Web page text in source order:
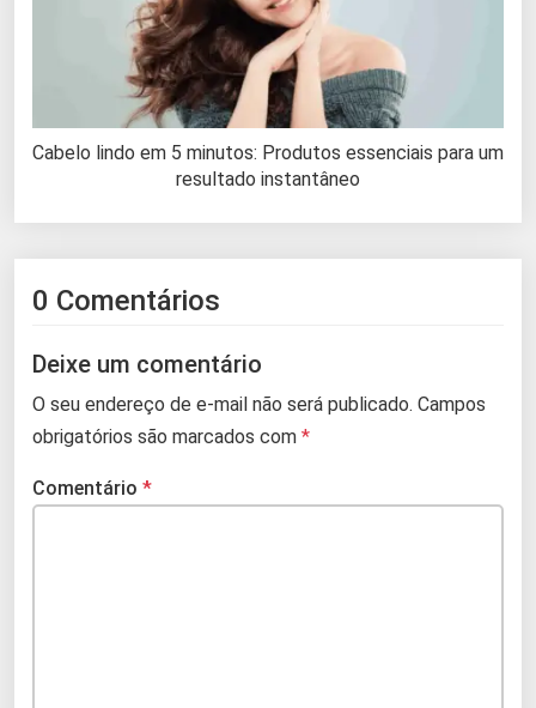
Cabelo lindo em 5 minutos: Produtos essenciais para um
resultado instantâneo
0 Comentários
Deixe um comentário
O seu endereço de e-mail não será publicado. Campos
obrigatórios são marcados com *
Comentário *